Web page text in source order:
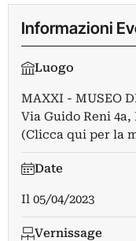
Informazioni
Luogo
MAXXI - MUSEO
Via Guido Reni
(Clicca qui per la
Date
Il 05/04/2023
Vernissage